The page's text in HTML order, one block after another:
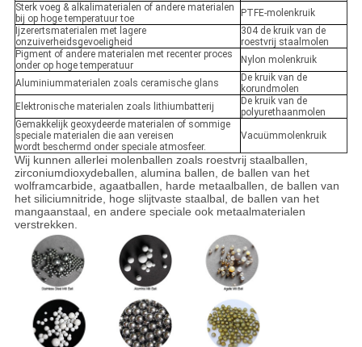
Sterk voeg & alkalimaterialen of andere materialen
bij op hoge temperatuur toe
PTFE-molenkruik
Ijzerertsmaterialen met lagere
onzuiverheidsgevoeligheid
304 de kruik van de
roestvrij staalmolen
Pigment of andere materialen met recenter proces
onder op hoge temperatuur
Nylon molenkruik
Aluminiummaterialen zoals ceramische glans
De kruik van de
korundmolen
Elektronische materialen zoals lithiumbatterij
De kruik van de
polyurethaanmolen
Gemakkelijk geoxydeerde materialen of sommige
speciale materialen die aan vereisen
wordt beschermd onder speciale atmosfeer.
Vacuümmolenkruik
Wij kunnen allerlei molenballen zoals roestvrij staalballen,
zirconiumdioxydeballen, alumina ballen, de ballen van het
wolframcarbide, agaatballen, harde metaalballen, de ballen van
het siliciumnitride, hoge slijtvaste staalbal, de ballen van het
mangaanstaal, en andere speciale ook metaalmaterialen
verstrekken.